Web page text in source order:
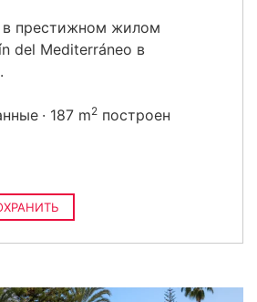
в престижном жилом
del Mediterráneo в
187 m2 построен